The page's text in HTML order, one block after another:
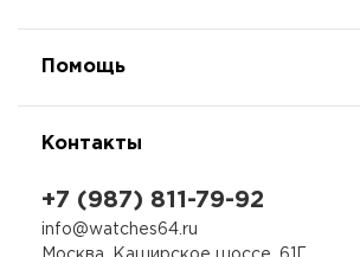
Помощь
Контакты
+7 (987) 811-79-92
info@watches64.ru